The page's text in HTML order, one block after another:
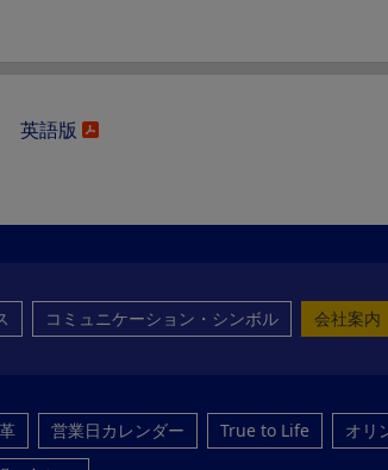
英語版
コミュニケーション・シンボル 会社案内
営業日カレンダー True to Life
オリ